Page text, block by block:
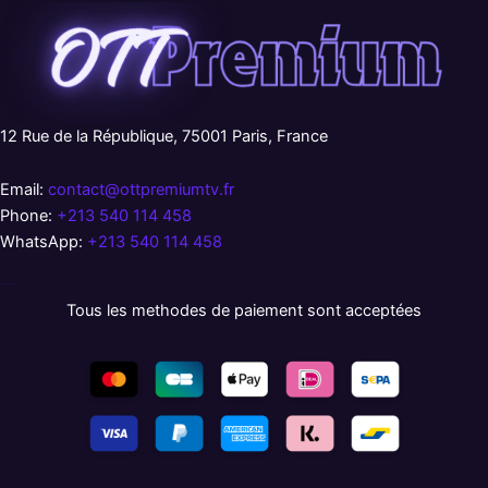
12 Rue de la République, 75001 Paris, France
Email: contact@ottpremiumtv.fr
Phone: +213 540 114 458
WhatsApp: +213 540 114 458
Tous les methodes de paiement sont acceptées